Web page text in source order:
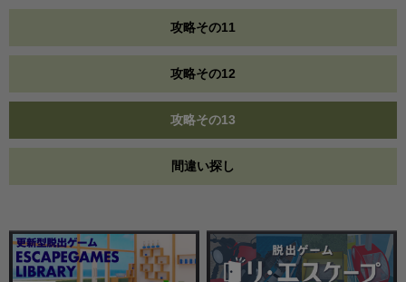
攻略その11
攻略その12
攻略その13
間違い探し